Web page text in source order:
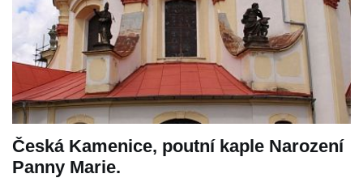
Česká Kamenice, poutní kaple Narození
Panny Marie.